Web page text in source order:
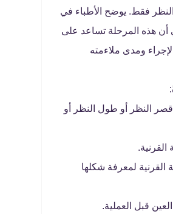
فقط. يوضح الأطباء في
هذه المرحلة تساعد على
ومدى ملاءمته
النظر أو طول النظر أو
لمعرفة شكلها
قبل العملية.